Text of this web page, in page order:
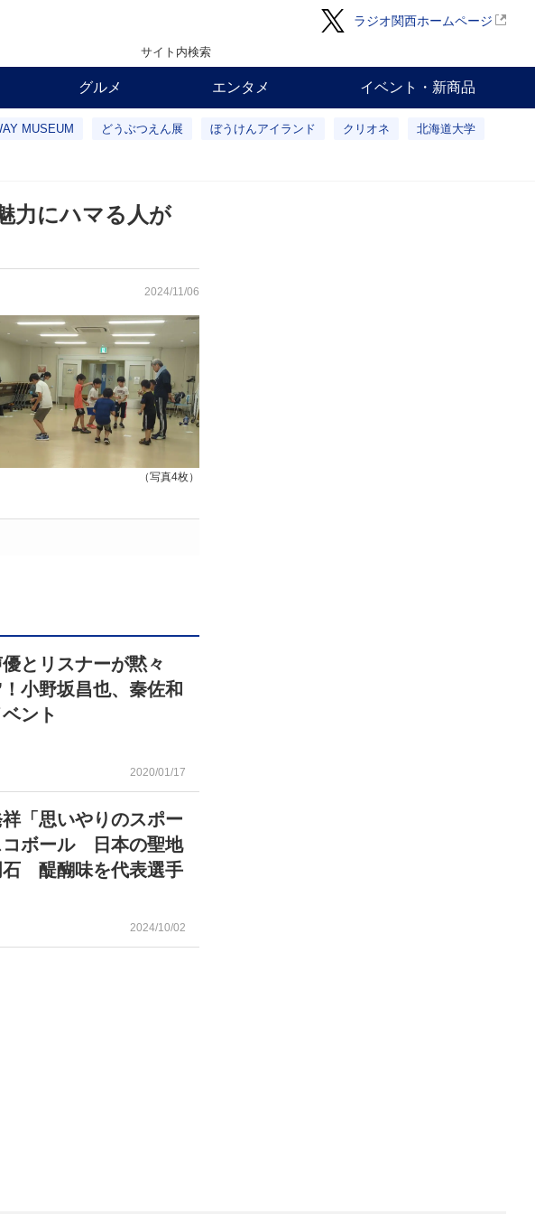
ラジオ関西ホームページ
サイト内検索
グルメ エンタメ イベント・新商品
MUSEUM どうぶつえん展 ぼうけんアイランド クリオネ 北海道大学
力にハマる人が
2024/11/06
（写真4枚）
とリスナーが黙々
小野坂昌也、秦佐和
ント
2020/01/17
「思いやりのスポー
コボール 日本の聖地
石 醍醐味を代表選手
2024/10/02